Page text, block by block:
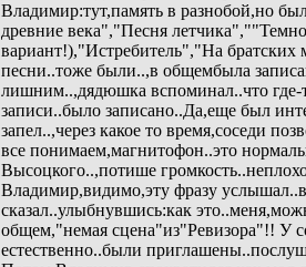
Владимир:тут,память в разнобой,но
древние века","Песня
вариант!),"Истребитель","На братских
песни..тоже были..,в общембыла
лишним..,дядюшка вспоминал..что где-
записи..было записано..Да,еще был
запел..,через какое то время,соседи
все понимаем,магнитофон..это
Высоцкого..,потише
Владимир,видимо,эту фразу
сказал..улыбнувшись:как
общем,"немая сцена"из"Ревизора"!! У
естественно..были